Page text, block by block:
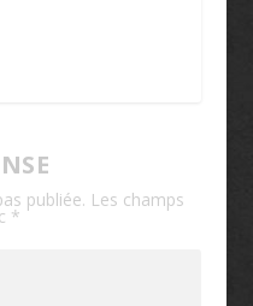
publiée. Les champs
*